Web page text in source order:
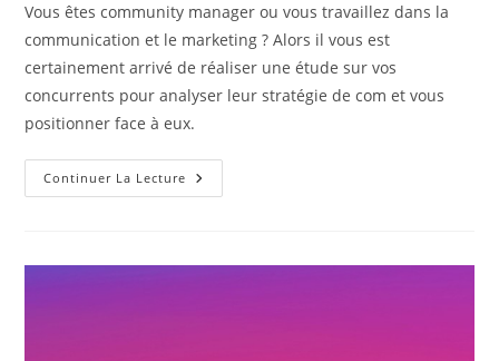
publication :
Vous êtes community manager ou vous travaillez dans la
communication et le marketing ? Alors il vous est
certainement arrivé de réaliser une étude sur vos
concurrents pour analyser leur stratégie de com et vous
positionner face à eux.
Continuer La Lecture Effectuer
Une
Marketing